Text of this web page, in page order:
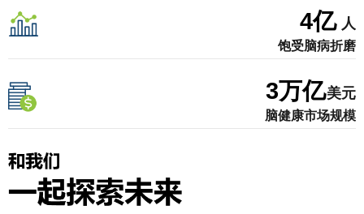
4亿 人
饱受脑病折磨
3万亿美元
脑健康市场规模